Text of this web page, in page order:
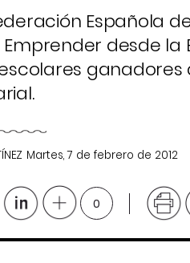
Española
desde la
Martes, 7 de febrero de 2012
0